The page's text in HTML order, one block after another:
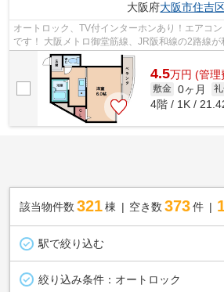
大阪府大阪市住吉
オートロック、TV付インターホンあり！エアコ
です！ 大阪メトロ御堂筋線、JR阪和線の2路線が利用可能！長居駅が徒歩圏
内です！ ■□■□■□■□■□■□■□■□■□■□■□■□...
4.5万円 (管理
敷金 0ヶ月
4階 / 1K /
該当物件数 321棟 空き数 373 件
駅で絞り込む
絞り込み条件： オートロック